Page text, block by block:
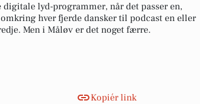
digitale lyd-programmer, når det passer en,
hver fjerde dansker til podcast en eller
Men i Måløv er det noget færre.
Kopiér link